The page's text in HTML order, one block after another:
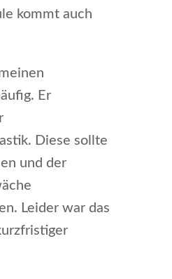
kommt auch
Er
Diese sollte
und der
Leider war das